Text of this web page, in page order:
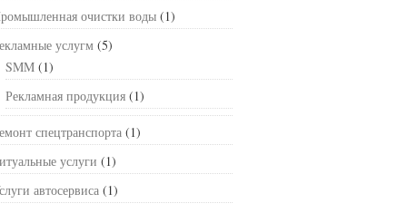
очистки воды (1)
услугм (5)
SMM (1)
Рекламная продукция (1)
спецтранспорта (1)
услуги (1)
автосервиса (1)